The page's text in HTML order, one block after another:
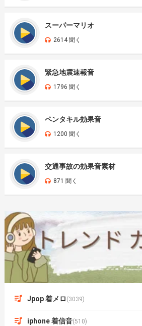
スーパーマリオ
2614 聞く
緊急地震速報音
1796 聞く
ペンタキル効果音
1200 聞く
交通事故の効果音素材
871 聞く
Jpop 着メロ (3039)
iphone 着信音(510)